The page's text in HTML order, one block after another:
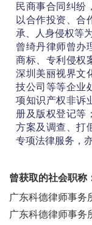
民商事合同纠纷
以合作投资、合
承、人身侵权等为
曾绮丹律师曾办
商标、专利侵权
深圳美丽视界文
技公司等等企业
项知识产权非诉
册及版权登记等
方案及调查、打
专项法律服务，
曾获取的社会职称
广东科德律师事务
广东科德律师事务